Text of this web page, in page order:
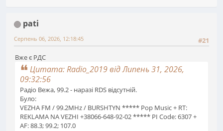
pati
#21
Серпень 06, 2026, 12:18:45
Вже є РДС
Цитата: Radio_2019 від Липень 31, 2026,
09:32:56
Радіо Вежа, 99.2 - наразі RDS відсутній.
Було:
VEZHA FM / 99.2MHz / BURSHTYN ***** Pop Music + RT:
REKLAMA NA VEZHI +38066-648-92-02 ***** PI Code: 6307 +
AF: 88.3; 99.2; 107.0